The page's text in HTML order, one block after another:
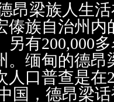
昂梁族人生
傣族自治州
另有200,000
。缅甸的德
人口普查是在
国，德昂梁